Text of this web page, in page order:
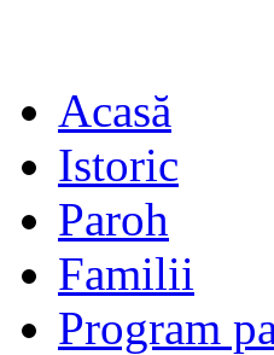
Acasă
Istoric
Paroh
Familii
Program